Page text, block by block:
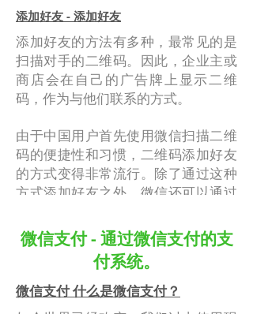
添加好友 - 添加好友
添加好友的方法有多种，最常见的是
扫描对手的二维码。因此，企业主或
商店会在自己的广告牌上显示二维
码，作为与他们联系的方式。
由于中国用户首先使用微信扫描二维
码的便捷性和习惯，二维码添加好友
的方式变得非常流行。除了通过这种
方式添加好友之外，微信还可以通过
除了扫描二维码之外，卖家还可以使
用微信（个人ID，一旦选定后不可更
改）或QQ号进行搜索。
微信支付 - 通过微信支付的支
付系统。
微信支付 什么是微信支付？